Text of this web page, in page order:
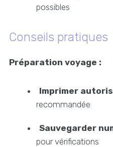
possibles
Conseils pratiques
Préparation voyage :
Imprimer
recommandée
Sauvegarder
pour vérifications